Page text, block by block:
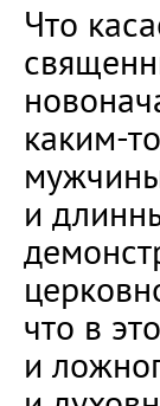
Что
каким-
и
что в
и